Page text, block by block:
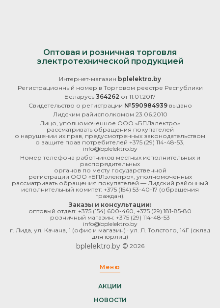
Оптовая и розничная торговля
электротехнической продукцией
Интернет-магазин bplelektro.by
Регистрационный номер в Торговом реестре Республики
Беларусь 364262 от 11.01.2017
Свидетельство о регистрации №590984939выдано
Лидским райисполкомом 23.06.2010
Лицо, уполномоченное ООО «БПЛэлектро»
рассматривать обращения покупателей
о нарушении их прав, предусмотренных законодательством
о защите прав потребителей +375 (29) 114-48-53
info@bplelektro.by
Номер телефона работников местных исполнительных и
распорядительных
органов по месту государственной
регистрации ООО «БПЛэлектро», уполномоченных
рассматривать обращения покупателей — Лидский районный
исполнительный комитет: +375 (154) 53-40-17 (обращения
граждан).
Заказы и консультации:
оптовый отдел: +375 (154) 600-460 +375 (29) 181-85-80
розничный магазин: +375 (29) 114-48-53
info@bplelektro.by
г. Лида, ул. Качана, 1 (офис и магазин) · ул. Л. Толстого, 14Г (склад
для юрлиц)
bplelektro.by © 2026
Меню
АКЦИИ
НОВОСТИ